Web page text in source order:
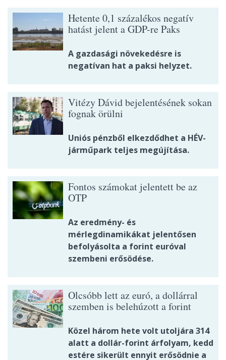
Hetente 0,1 százalékos negatív
hatást jelent a GDP-re Paks
A gazdasági növekedésre is
negatívan hat a paksi helyzet.
Vitézy Dávid bejelentésének sokan
fognak örülni
Uniós pénzből elkezdődhet a HÉV-
járműpark teljes megújítása.
Fontos számokat jelentett be az
OTP
Az eredmény- és
mérlegdinamikákat jelentősen
befolyásolta a forint euróval
szembeni erősödése.
Olcsóbb lett az euró, a dollárral
szemben is belehúzott a forint
Közel három hete volt utoljára 314
alatt a dollár-forint árfolyam, kedd
estére sikerült ennyit erősödnie a